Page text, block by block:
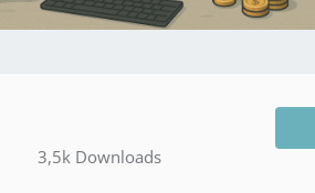
3,5k Downloads